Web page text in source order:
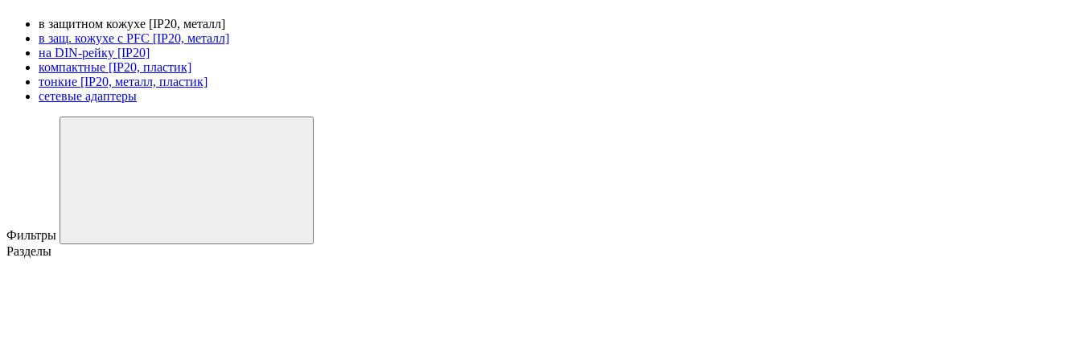
в защитном кожухе [IP20, металл]
в защ. кожухе с PFC [IP20, металл]
на DIN-рейку [IP20]
компактные [IP20, пластик]
тонкие [IP20, металл, пластик]
сетевые адаптеры
Фильтры
Разделы